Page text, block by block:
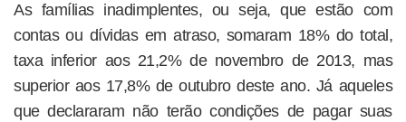
As famílias inadimplentes, ou seja, que estão com
contas ou dívidas em atraso, somaram 18% do total,
taxa inferior aos 21,2% de novembro de 2013, mas
superior aos 17,8% de outubro deste ano. Já aqueles
que declararam não terão condições de pagar suas